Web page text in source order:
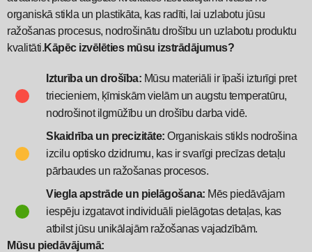
organiskā stikla un plastikāta, kas radīti, lai uzlabotu jūsu
ražošanas procesus, nodrošinātu drošību un uzlabotu produktu
kvalitāti.Kāpēc izvēlēties mūsu izstrādājumus?
Izturība un drošība: Mūsu materiāli ir īpaši izturīgi pret
triecieniem, ķīmiskām vielām un augstu temperatūru,
nodrošinot ilgmūžību un drošību darba vidē.
Skaidrība un precizitāte: Organiskais stikls nodrošina
izcilu optisko dzidrumu, kas ir svarīgi precīzas detaļu
pārbaudes un ražošanas procesos.
Viegla apstrāde un pielāgošana: Mēs piedāvājam
iespēju izgatavot individuāli pielāgotas detaļas, kas
atbilst jūsu unikālajām ražošanas vajadzībām.
Mūsu piedāvājumā: